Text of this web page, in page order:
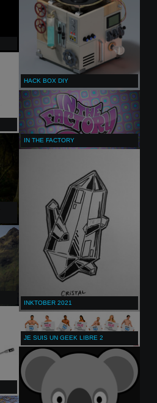
HACK BOX DIY
IN THE FACTORY
INKTOBER 2021
JE SUIS UN GEEK LIBRE 2